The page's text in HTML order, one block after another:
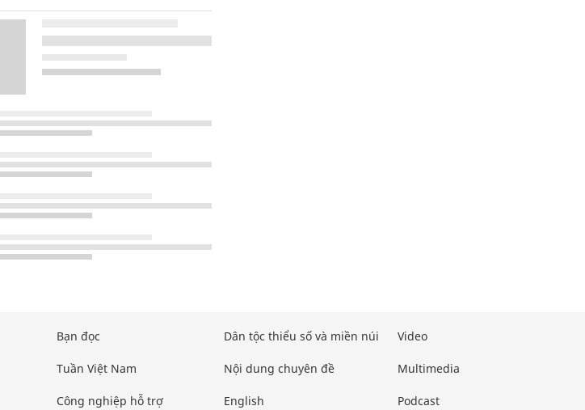
Bạn đọc
Tuần Việt Nam
Công nghiệp hỗ trợ
Dân tộc thiểu số và miền núi
Nội dung chuyên đề
English
Video
Multimedia
Podcast